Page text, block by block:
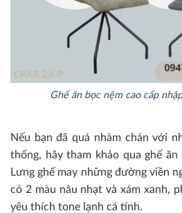
Ghế ăn bọc nệm cao cấp
Nếu bạn đã quá nhàm chán với
thống, hãy tham khảo qua ghế ăn
Lưng ghế may những đường viền
có 2 màu nâu nhạt và xám xanh,
yêu thích tone lạnh cá tính.